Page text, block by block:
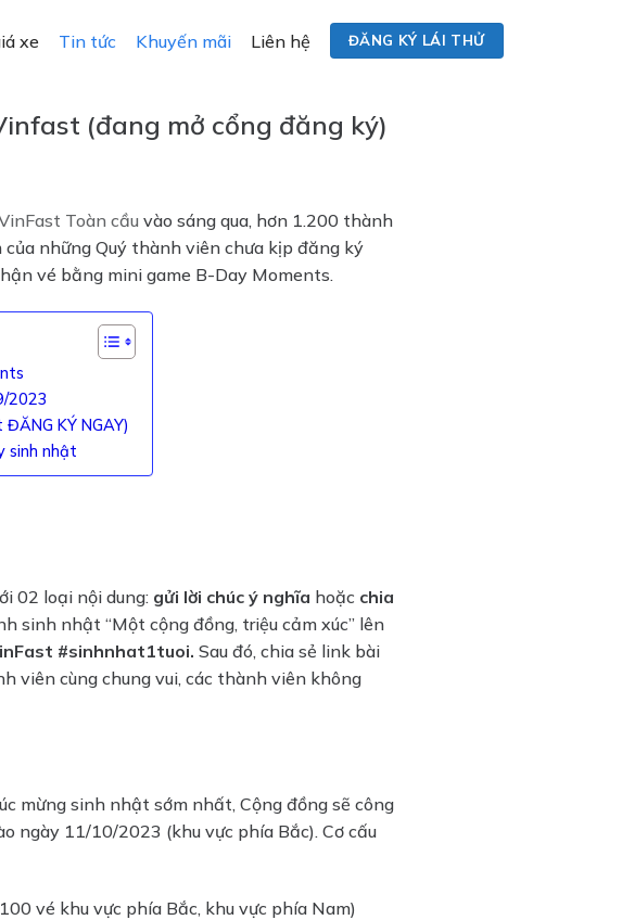
xe Tin tức Khuyến mãi Liên hệ ĐĂNG KÝ LÁI THỬ
(đang mở cổng đăng ký)
Toàn cầu vào sáng qua, hơn 1.200 thành
những Quý thành viên chưa kịp đăng ký
vé bằng mini game B-Day Moments.
2023
KÝ NGAY)
sinh nhật
02 loại nội dung: gửi lời chúc ý nghĩa hoặc chia
sinh nhật “Một cộng đồng, triệu cảm xúc” lên
#sinhnhat1tuoi. Sau đó, chia sẻ link bài
viên cùng chung vui, các thành viên không
mừng sinh nhật sớm nhất, Cộng đồng sẽ công
ngày 11/10/2023 (khu vực phía Bắc). Cơ cấu
vé khu vực phía Bắc, khu vực phía Nam)